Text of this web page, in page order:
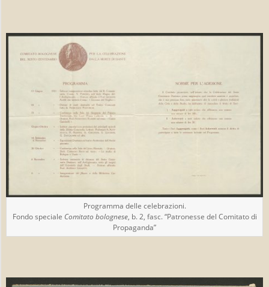
Programma delle celebrazioni.
Fondo speciale Comitato bolognese, b. 2, fasc. “Patronesse del Comitato di
Propaganda”